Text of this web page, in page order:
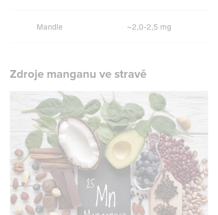
Mandle ~2,0-2,5 mg
Zdroje manganu ve stravě